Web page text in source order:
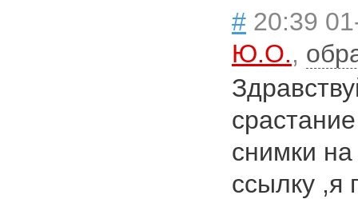
# 20:39
Ю.О.,
снимки
ссылку ,я